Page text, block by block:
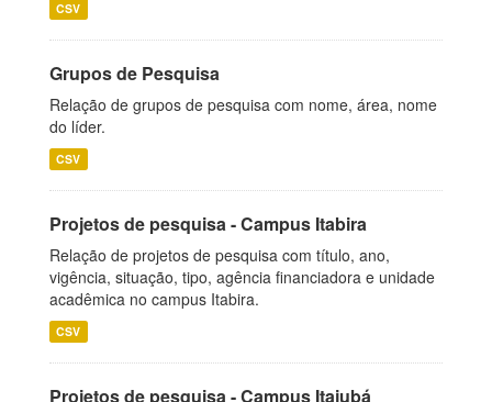
CSV
Grupos de Pesquisa
Relação de grupos de pesquisa com nome, área, nome
do líder.
CSV
Projetos de pesquisa - Campus Itabira
Relação de projetos de pesquisa com título, ano,
vigência, situação, tipo, agência financiadora e unidade
acadêmica no campus Itabira.
CSV
Projetos de pesquisa - Campus Itajubá